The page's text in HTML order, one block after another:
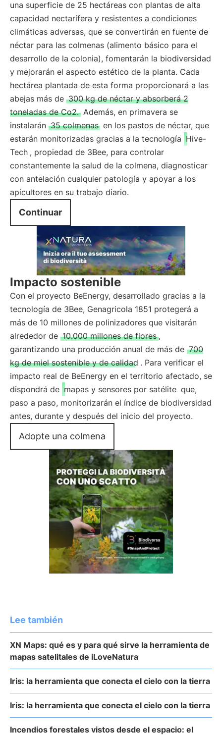
una superficie de 25 hectáreas con plantas de alta
capacidad nectarífera y resistentes a condiciones
climáticas adversas, que se convertirán en fuente de
néctar para las colmenas (alimento básico para el
desarrollo de la colonia), fomentarán la biodiversidad
y mejorarán el aspecto estético de la planta. Cada
hectárea plantada de esta forma proporcionará a las
abejas más de 300 kg de néctar y absorberá 2
toneladas de Co2. Además, en primavera se
instalarán 35 colmenas en los pastos de néctar, que
estarán monitorizadas gracias a la tecnología Hive-
Tech , propiedad de 3Bee, para controlar
constantemente la salud de la colmena, diagnosticar
con antelación cualquier patología y apoyar a los
apicultores en su trabajo diario.
Continuar
Impacto sostenible
Con el proyecto BeEnergy, desarrollado gracias a la
tecnología de 3Bee, Genagricola 1851 protegerá a
más de 10 millones de polinizadores que visitarán
alrededor de 10.000 millones de flores ,
garantizando una producción anual de más de 700
kg de miel sostenible y de calidad . Para verificar el
impacto real de BeEnergy en el territorio afectado, se
dispondrá de mapas y sensores por satélite que,
paso a paso, monitorizarán el índice de biodiversidad
antes, durante y después del inicio del proyecto.
Adopte una colmena
Lee también
XN Maps: qué es y para qué sirve la herramienta de
mapas satelitales de iLoveNatura
Iris: la herramienta que conecta el cielo con la tierra
Iris: la herramienta que conecta el cielo con la tierra
Incendios forestales vistos desde el espacio: el